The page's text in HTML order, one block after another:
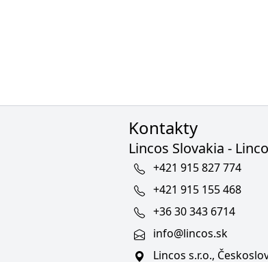
Kontakty
Lincos Slovakia -
+421 915 827 774
+421 915 155 468
+36 30 343 6714
info@lincos.sk
Lincos s.r.o.,